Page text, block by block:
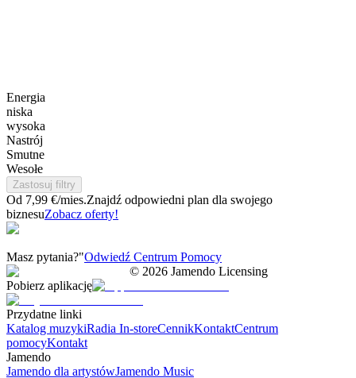
Energia
niska
wysoka
Nastrój
Smutne
Wesołe
Zastosuj filtry
Od 7,99 €/mies.Znajdź odpowiedni plan dla swojego
biznesuZobacz oferty!
Masz pytania?"Odwiedź Centrum Pomocy
© 2026 Jamendo Licensing
Pobierz aplikację
Przydatne linki
Katalog muzykiRadia In-storeCennikKontaktCentrum
pomocyKontakt
Jamendo
Jamendo dla artystówJamendo Music